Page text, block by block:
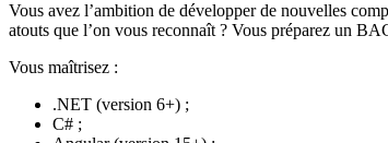
Vous avez l’ambition de développer de nouvelles
atouts que l’on vous reconnaît ? Vous préparez un
Vous maîtrisez :
.NET (version 6+) ;
C# ;